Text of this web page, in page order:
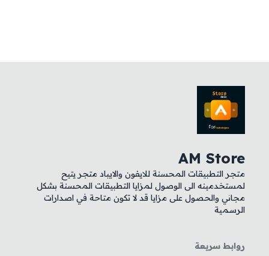
AM Store
متجر التطبيقات المحسنة للايفون والايباد متجر يتيح
لمستخدمينه الى الوصول لمزايا التطبيقات المحسنة بشكل
مجاني والحصول على مزايا قد لا تكون متاحة في اصدارات
الرسمية
روابط سريعة